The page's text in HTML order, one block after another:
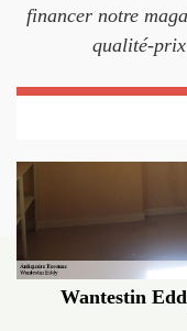
financer notre
qualité-prix
Wantestin